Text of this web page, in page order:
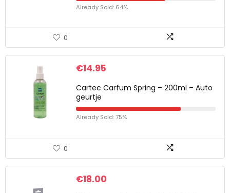
Already Sold: 64%
0
€14.95
Cartec Carfum Spring – 200ml – Auto
geurtje
Already Sold: 75%
0
€18.00